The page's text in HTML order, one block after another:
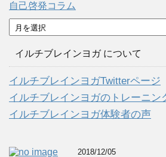
自己啓発コラム
ア
ー
イルチブレインヨガ について
イルチブレインヨガTwitterページ
イルチブレインヨガのトレーニン
イルチブレインヨガ体験者の声
2018/12/05